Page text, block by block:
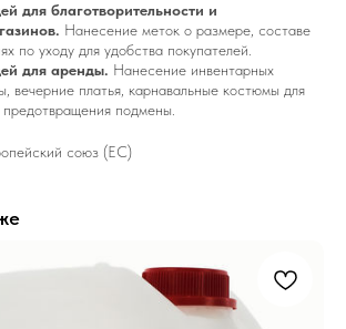
для благотворительности и
Нанесение меток о размере, составе
по уходу для удобства покупателей.
для аренды. Нанесение инвентарных
вечерние платья, карнавальные костюмы для
подмены.
союз (ЕС)